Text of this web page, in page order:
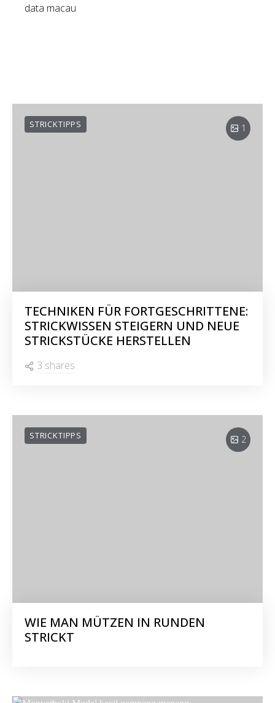
data macau
1
STRICKTIPPS
TECHNIKEN FÜR FORTGESCHRITTENE:
STRICKWISSEN STEIGERN UND NEUE
STRICKSTÜCKE HERSTELLEN
3 shares
2
STRICKTIPPS
WIE MAN MÜTZEN IN RUNDEN
STRICKT